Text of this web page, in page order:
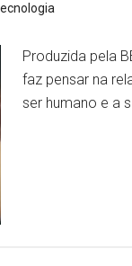
Produzida pela
faz pensar na
ser humano e a